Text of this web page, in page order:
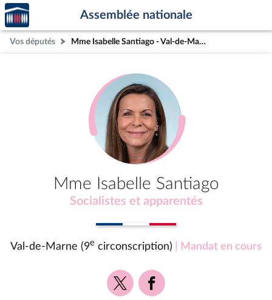
Aller au contenu
Aller en bas de la page
Accèder
à la
page
d'accueil
Assemblée nationale
Vos députés Mme Isabelle Santiago - Val-de-Marne (9e circonscription)
Mme Isabelle Santiago
Socialistes et apparentés
Val-de-Marne (9e circonscription) | Mandat en cours
Voir
la
Voir
la